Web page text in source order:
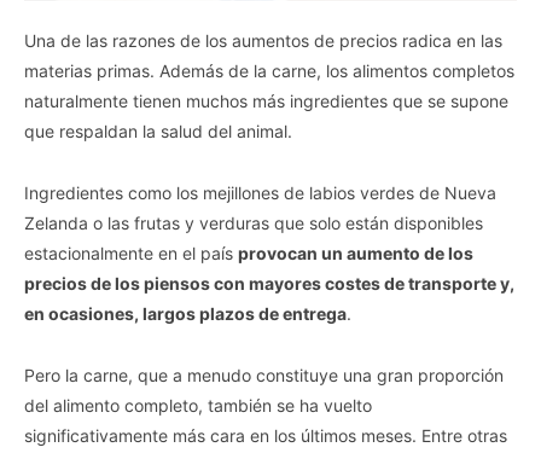
Una de las razones de los aumentos de precios radica en las
materias primas. Además de la carne, los alimentos completos
naturalmente tienen muchos más ingredientes que se supone
que respaldan la salud del animal.
Ingredientes como los mejillones de labios verdes de Nueva
Zelanda o las frutas y verduras que solo están disponibles
estacionalmente en el país provocan un aumento de los
precios de los piensos con mayores costes de transporte y,
en ocasiones, largos plazos de entrega.
Pero la carne, que a menudo constituye una gran proporción
del alimento completo, también se ha vuelto
significativamente más cara en los últimos meses. Entre otras